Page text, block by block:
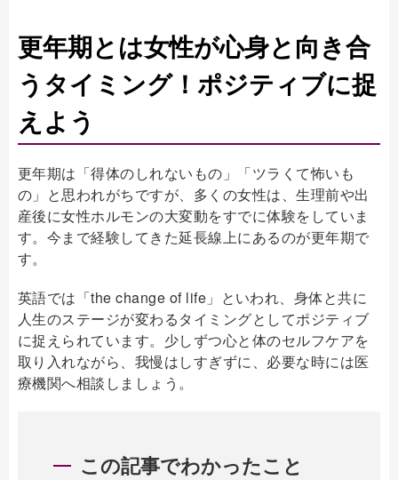
更年期とは女性が心身と向き合
うタイミング！ポジティブに捉
えよう
更年期は「得体のしれないもの」「ツラくて怖いも
の」と思われがちですが、多くの女性は、生理前や出
産後に女性ホルモンの大変動をすでに体験をしていま
す。今まで経験してきた延長線上にあるのが更年期で
す。
英語では「the change of life」といわれ、身体と共に
人生のステージが変わるタイミングとしてポジティブ
に捉えられています。少しずつ心と体のセルフケアを
取り入れながら、我慢はしすぎずに、必要な時には医
療機関へ相談しましょう。
この記事でわかったこと